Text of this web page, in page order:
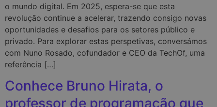
o mundo digital. Em 2025, espera-se que esta
revolução continue a acelerar, trazendo consigo novas
oportunidades e desafios para os setores público e
privado. Para explorar estas perspetivas, conversámos
com Nuno Rosado, cofundador e CEO da TechOf, uma
referência […]
Conhece Bruno Hirata, o
professor de programação que